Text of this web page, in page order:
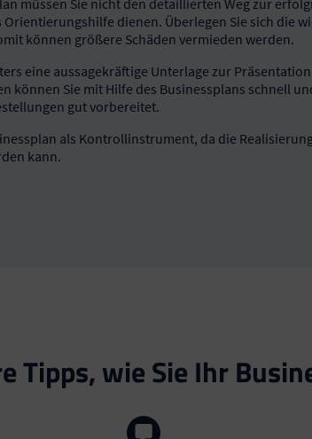
Orientierungshilfe dienen. Überlegen Sie sich die
können größere Schäden vermieden werden.
eine aussagekräftige Unterlage zur
können Sie mit Hilfe des Businessplans schnell
gut vorbereitet.
als Kontrollinstrument, da die
kann.
Tipps, wie Sie Ihr